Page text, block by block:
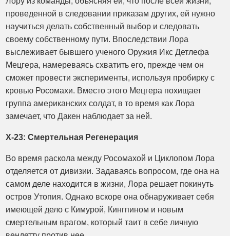
проведенной в следовании приказам других, ей нужно
научиться делать собственный выбор и следовать
своему собственному пути. Впоследствии Лора
выслеживает бывшего ученого Оружия Икс Детлефа
Мецгера, намереваясь схватить его, прежде чем он
сможет провести эксперименты, используя пробирку с
кровью Росомахи. Вместо этого Мецгера похищает
группа американских солдат, в то время как Лора
замечает, что Дакен наблюдает за ней.
X-23: Смертельная Регенерация
Во время раскола между Росомахой и Циклопом Лора
отделяется от дивизии. Задаваясь вопросом, где она на
самом деле находится в жизни, Лора решает покинуть
остров Утопия. Однако вскоре она обнаруживает себя
имеющей дело с Кимурой, Кингпином и новым
смертельным врагом, который таит в себе личную